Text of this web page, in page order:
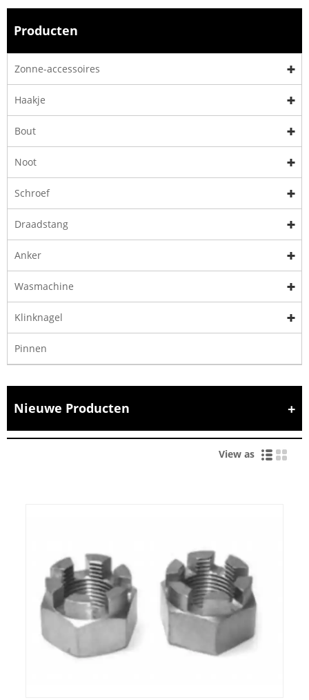
Producten
Zonne-accessoires
Haakje
Bout
Noot
Schroef
Draadstang
Anker
Wasmachine
Klinknagel
Pinnen
Nieuwe Producten
View as